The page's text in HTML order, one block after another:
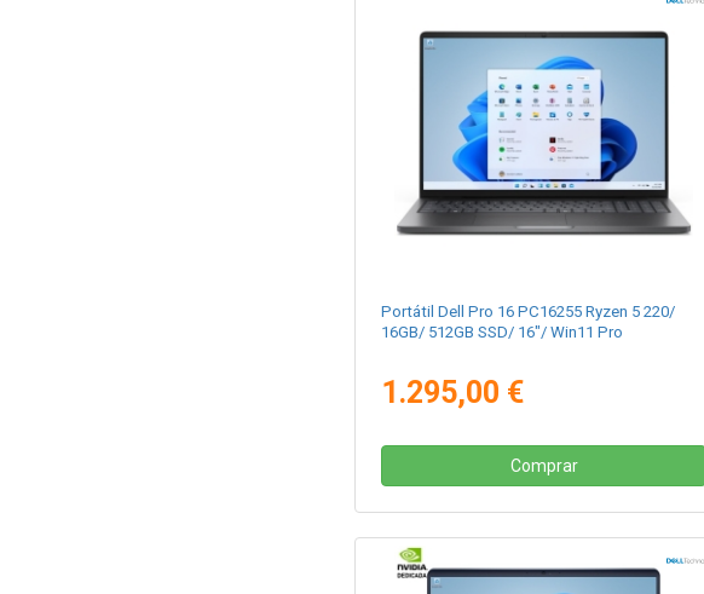
Portátil Dell Pro 16 PC16255 Ryzen 5 220/
16GB/ 512GB SSD/ 16"/ Win11 Pro
1.295,00 €
Comprar